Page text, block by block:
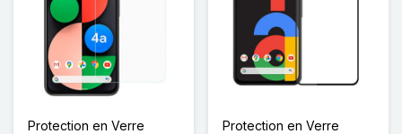
Protection en Verre
Protection en Verre